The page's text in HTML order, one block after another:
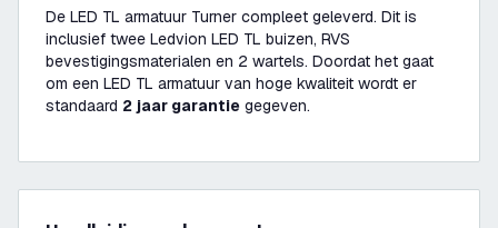
De LED TL armatuur Turner compleet geleverd. Dit is
inclusief twee Ledvion LED TL buizen, RVS
bevestigingsmaterialen en 2 wartels. Doordat het gaat
om een LED TL armatuur van hoge kwaliteit wordt er
standaard 2 jaar garantie gegeven.